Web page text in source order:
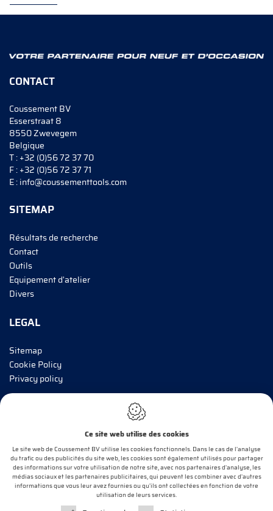
CONTACT
Coussement BV
Esserstraat 8
8550 Zwevegem
Belgique
T :+32 (0)56 72 37 70
F :+32 (0)56 72 37 71
E :info@coussementtools.com
SITEMAP
Résultats de recherche
Contact
Outils
Equipement d'atelier
Divers
LEGAL
Sitemap
Cookie Policy
Privacy policy
E-mail*
OK
Ce site web utilise des cookies
Le site web de Coussement BV utilise les cookies fonctionnels. Dans le cas de l'analyse
du trafic ou des publicités du site web, les cookies sont également utilisés pour partager
des informations sur votre utilisation de notre site, avec nos partenaires d'analyse, les
médias sociaux et les partenaires publicitaires, qui peuvent les combiner avec d'autres
informations que vous leur avez fournies ou qu'ils ont collectées en fonction de votre
utilisation de leurs services.